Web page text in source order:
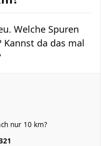
Welche Spuren
da das mal
nur 10 km?